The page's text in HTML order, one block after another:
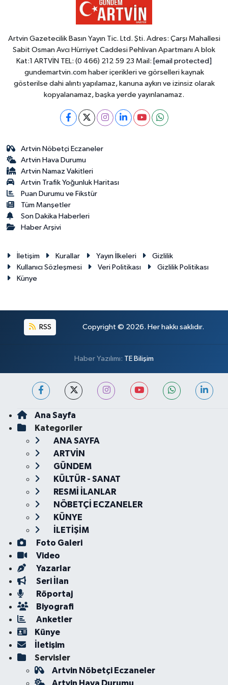
Artvin Gazetecilik Basın Yayın Tic. Ltd. Şti. Adres: Çarşı Mahallesi
Sabit Osman Avcı Hürriyet Caddesi Pehlivan Apartmanı A blok
Kat:1 ARTVİN TEL: (0 466) 212 59 23 Mail: [email protected]
gundemartvin.com haber içerikleri ve görselleri kaynak
gösterilse dahi alıntı yapılamaz, kanuna aykırı ve izinsiz olarak
kopyalanamaz, başka yerde yayınlanamaz.
Artvin Nöbetçi Eczaneler
Artvin Hava Durumu
Artvin Namaz Vakitleri
Artvin Trafik Yoğunluk Haritası
Puan Durumu ve Fikstür
Tüm Manşetler
Son Dakika Haberleri
Haber Arşivi
İletişim Kurallar Yayın İlkeleri
Gizlilik
Kullanıcı Sözleşmesi
Veri Politikası
Gizlilik Politikası
Künye
RSS Copyright © 2026. Her hakkı saklıdır.
Haber Yazılımı: TE Bilişim
Ana Sayfa
Kategoriler
ANA SAYFA
ARTVİN
GÜNDEM
KÜLTÜR - SANAT
RESMİ İLANLAR
NÖBETÇİ ECZANELER
KÜNYE
İLETİŞİM
Foto Galeri
Video
Yazarlar
Seri İlan
Röportaj
Biyografi
Anketler
Künye
İletişim
Servisler
Artvin Nöbetçi Eczaneler
Artvin Hava Durumu